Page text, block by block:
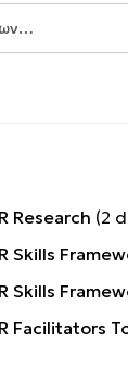
Research (2
Skills
Skills
Facilitators